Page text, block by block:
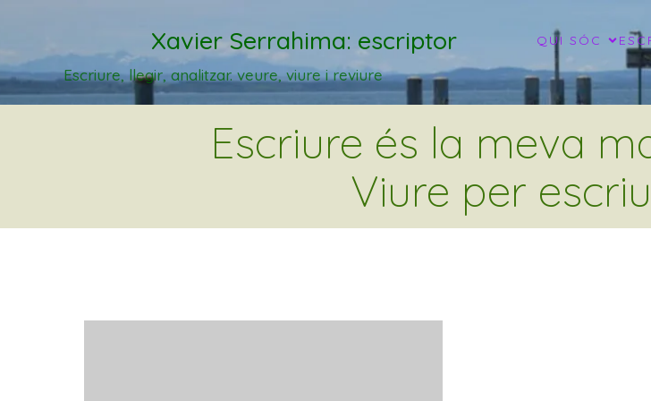
Xavier Serrahima: escriptor QUI SÓC
Escriure, llegir, analitzar. veure, viure i reviure
Escriure és la meva
Viure per